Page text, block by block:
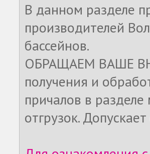
В данном разделе
производителей
бассейнов.
ОБРАЩАЕМ ВАШЕ
получения и
причалов в
отгрузок.